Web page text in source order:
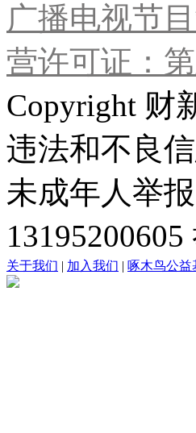
广播电视节
营许可证：
Copyright 财
违法和不良
未成年人举
关于我们 | 加入我们 | 啄木鸟公益